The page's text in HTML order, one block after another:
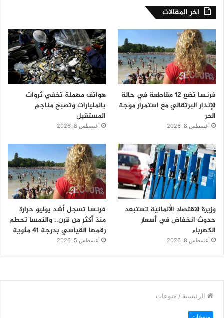
اخر المقالات
فرنسا تضع 12 مقاطعة في حالة
الإنذار البرتقالي مع استمرار موجة
الحر
أغسطس 8, 2026
هواتف مهملة تخفي ثروات
بالمليارات وتصبح مناجم
المستقبل
أغسطس 8, 2026
وزيرة الاقتصاد الألمانية تستبعد
حدوث انخفاض في أسعار
الكهرباء
أغسطس 8, 2026
فرنسا تسجل أشد يوليو حرارة
منذ أكثر من قرن.. والنمسا تحطم
رقمها القياسي بدرجة 41 مئوية
أغسطس 5, 2026